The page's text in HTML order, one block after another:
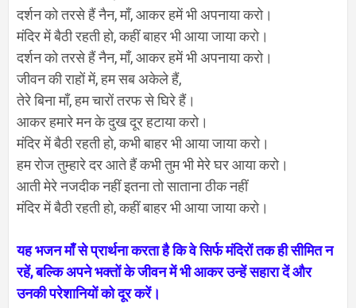
दर्शन को तरसे हैं नैन,माँ,आकर हमें भी अपनाया करो।
मंदिर में बैठी रहती हो,कहीं बाहर भी आया जाया करो।
दर्शन को तरसे हैं नैन,माँ,आकर हमें भी अपनाया करो।
जीवन की राहों में,हम सब अकेले हैं,
तेरे बिना माँ,हम चारों तरफ से घिरे हैं।
आकर हमारे मन के दुख दूर हटाया करो।
मंदिर में बैठी रहती हो,कभी बाहर भी आया जाया करो।
हम रोज तुम्हारे दर आते हैं कभी तुम भी मेरे घर आया करो।
आती मेरे नजदीक नहीं इतना तो साताना ठीक नहीं
मंदिर में बैठी रहती हो,कहीं बाहर भी आया जाया करो।
यह भजन माँ से प्रार्थना करता है कि वे सिर्फ मंदिरों तक ही सीमित न
रहें,बल्कि अपने भक्तों के जीवन में भी आकर उन्हें सहारा दें और
उनकी परेशानियों को दूर करें।